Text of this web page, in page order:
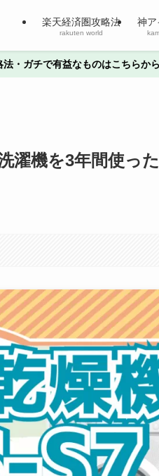
楽天経済圏攻略法
rakuten world
神ア
・ガチで有益なものはこちらか
濯機を3年間使っ